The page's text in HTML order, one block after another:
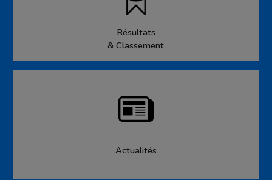
Résultats
& Classement
Actualités